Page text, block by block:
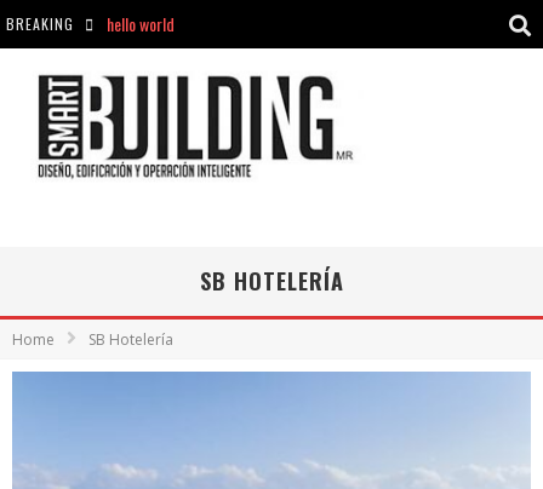
BREAKING
hello world
hello world
SB HOTELERÍA
Home SB Hotelería